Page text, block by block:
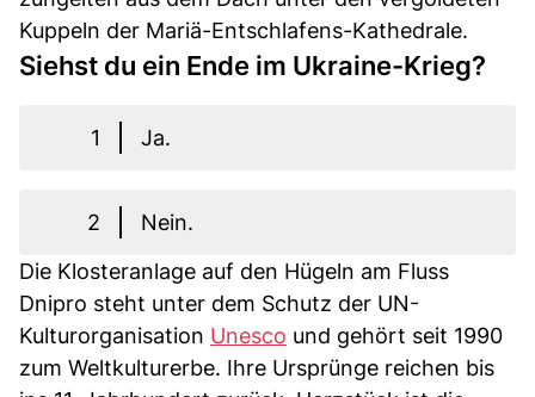
Kuppeln der Mariä-Entschlafens-Kathedrale.
Siehst du ein Ende im Ukraine-Krieg?
1 Ja.
2
Nein.
Die Klosteranlage auf den Hügeln am Fluss
Dnipro steht unter dem Schutz der UN-
Kulturorganisation Unesco und gehört seit 1990
zum Weltkulturerbe. Ihre Ursprünge reichen bis